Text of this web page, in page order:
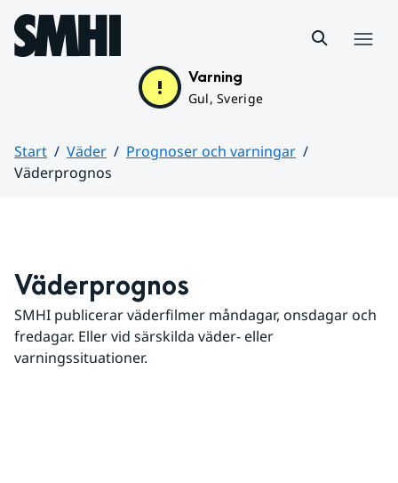
Hoppa till sidans innehåll
Varning
Gul, Sverige
Start Väder
Prognoser och varningar
Väderprognos
Väderprognos
SMHI publicerar väderfilmer måndagar, onsdagar och
fredagar. Eller vid särskilda väder- eller
varningssituationer.